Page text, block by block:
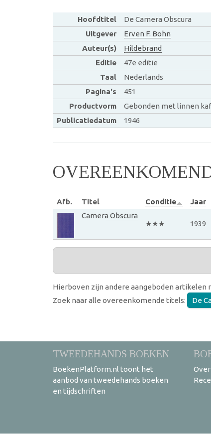
Hoofdtitel
De Camera Obscura
Uitgever
Erven F. Bohn
Auteur(s)
Hildebrand
Editie
47e editie
Taal
Nederlands
Pagina's
451
Productvorm
Gebonden met linnen
Publicatiedatum
1946
Afb. Titel Conditie Jaar
Camera Obscura
★★★
1939
Hierboven zijn andere aangeboden
Zoek naar alle overeenkomende titels:
De
TWEEDEHANDS BOEKEN
BoekenPlatform.nl toont het
aanbod van tweedehands boeken
en tijdschriften